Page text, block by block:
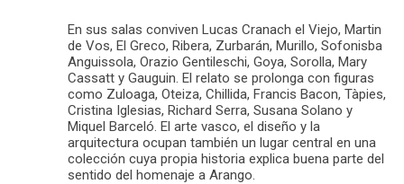
En sus salas conviven Lucas Cranach el Viejo, Martin
de Vos, El Greco, Ribera, Zurbarán, Murillo, Sofonisba
Anguissola, Orazio Gentileschi, Goya, Sorolla, Mary
Cassatt y Gauguin. El relato se prolonga con figuras
como Zuloaga, Oteiza, Chillida, Francis Bacon, Tàpies,
Cristina Iglesias, Richard Serra, Susana Solano y
Miquel Barceló. El arte vasco, el diseño y la
arquitectura ocupan también un lugar central en una
colección cuya propia historia explica buena parte del
sentido del homenaje a Arango.